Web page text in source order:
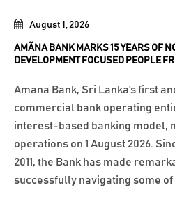
August 1, 2026
AMÃNA BANK MARKS 15 YEARS OF
DEVELOPMENT FOCUSED PEOPLE
Amana Bank, Sri Lanka’s first
commercial bank operating
interest-based banking model,
operations on 1 August 2026.
2011, the Bank has made
successfully navigating some